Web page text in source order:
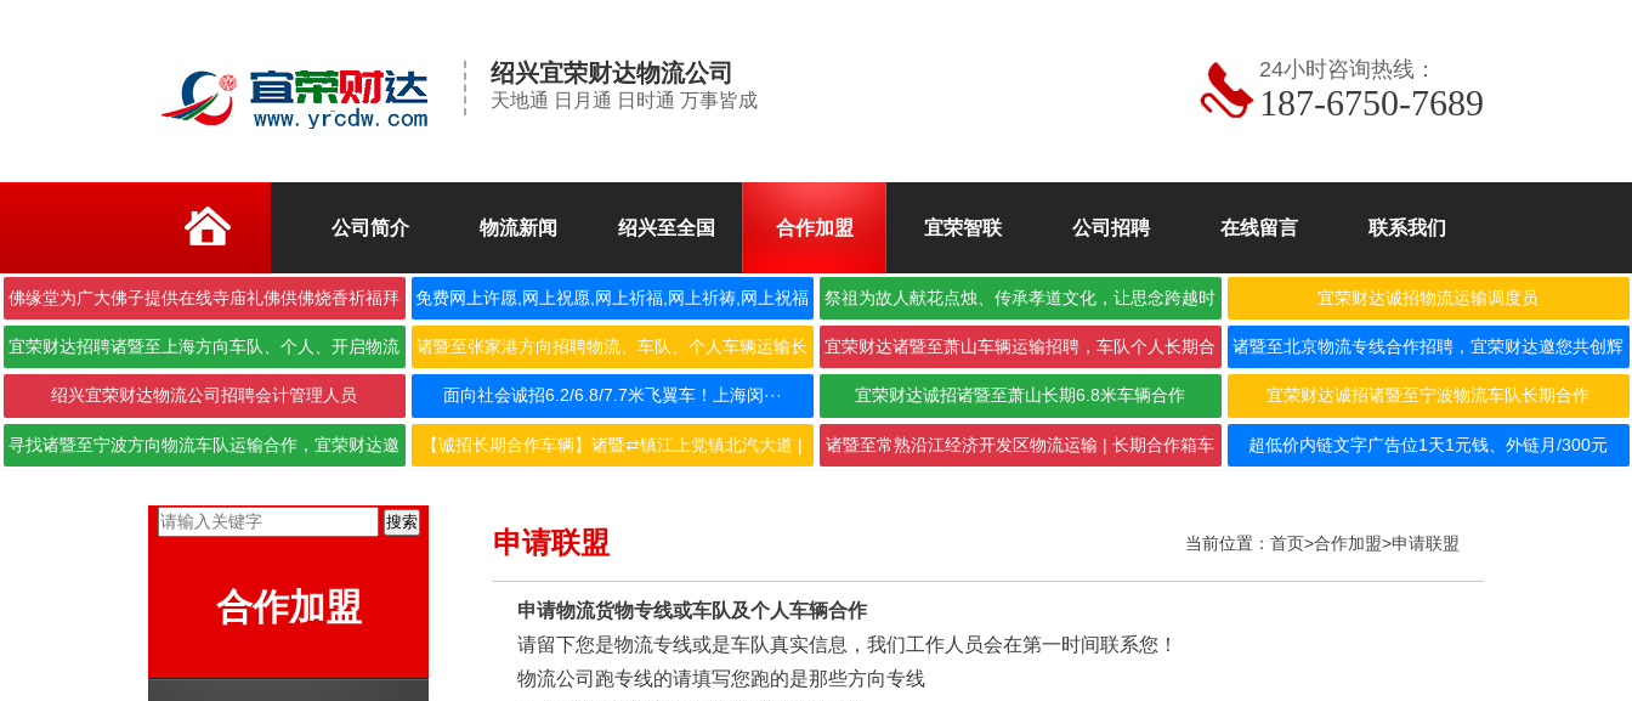
绍兴宜荣财达物流公司
天地通 日月通 日时通 万事皆成
24小时咨询热线：
187-6750-7689
公司简介 物流新闻 绍兴至全国 合作加盟 宜荣智联 公司招聘 在线留言 联系我们
佛缘堂为广大佛子提供在线寺庙礼佛供佛烧香祈福拜
佛
免费网上许愿,网上祝愿,网上祈福,网上祈祷,网上祝福 祭祖为故人献花点烛、传承孝道文化，让思念跨越时
空
宜荣财达诚招物流运输调度员
宜荣财达招聘诸暨至上海方向车队、个人、开启物流
合作···
诸暨至张家港方向招聘物流、车队、个人车辆运输长
期合···
宜荣财达诸暨至萧山车辆运输招聘，车队个人长期合
作，···
诸暨至北京物流专线合作招聘，宜荣财达邀您共创辉
煌！
绍兴宜荣财达物流公司招聘会计管理人员 面向社会诚招6.2/6.8/7.7米飞翼车！上海闵··· 宜荣财达诚招诸暨至萧山长期6.8米车辆合作 宜荣财达诚招诸暨至宁波物流车队长期合作
寻找诸暨至宁波方向物流车队运输合作，宜荣财达邀 【诚招长期合作车辆】诸暨⇄镇江上党镇北汽大道 | 诸暨至常熟沿江经济开发区物流运输 | 长期合作箱车 超低价内链文字广告位1天1元钱、外链月/300元
搜索
合作加盟
申请联盟 当前位置： 首页>合作加盟>申请联盟
申请物流货物专线或车队及个人车辆合作
请留下您是物流专线或是车队真实信息，我们工作人员会在第一时间联系您！
物流公司跑专线的请填写您跑的是那些方向专线